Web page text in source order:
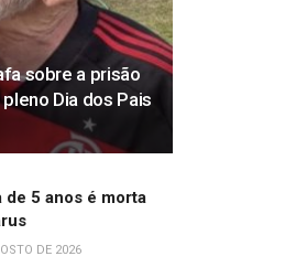
sobre a prisão
Dia dos Pais
de 5 anos é morta
DE 2026